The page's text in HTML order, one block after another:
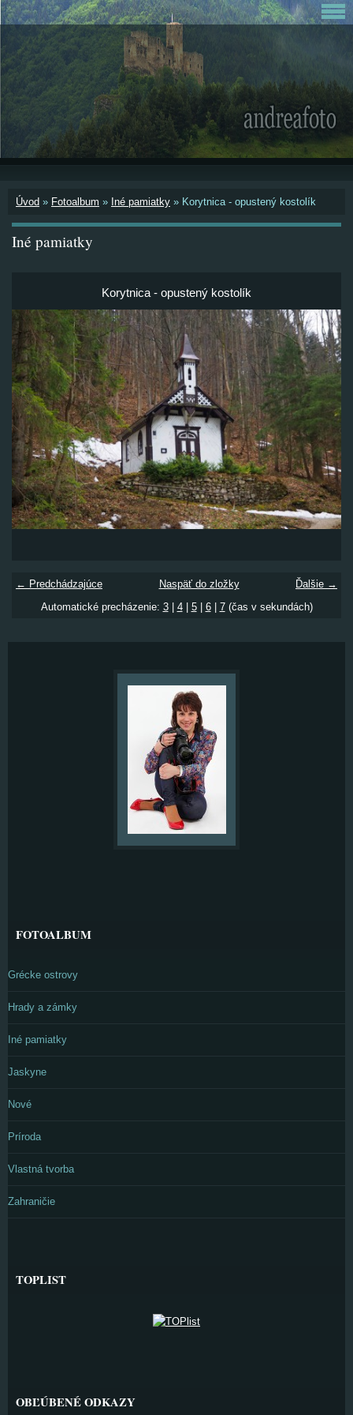
Úvod » Fotoalbum » Iné pamiatky » Korytnica - opustený kostolík
Iné pamiatky
Korytnica - opustený kostolík
← Predchádzajúce Ďalšie →
Naspäť do zložky
Automatické precházenie: 3| 4| 5| 6| 7(čas v sekundách)
FOTOALBUM
Grécke ostrovy
Hrady a zámky
Iné pamiatky
Jaskyne
Nové
Príroda
Vlastná tvorba
Zahraničie
TOPLIST
OBĽÚBENÉ ODKAZY